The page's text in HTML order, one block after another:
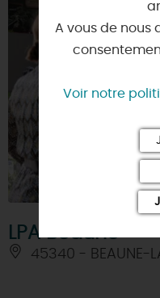
LPA Beaune
45340 - BEAUNE-
A vous de nous
Voir notre